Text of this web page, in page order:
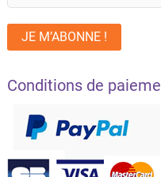
Conditions de